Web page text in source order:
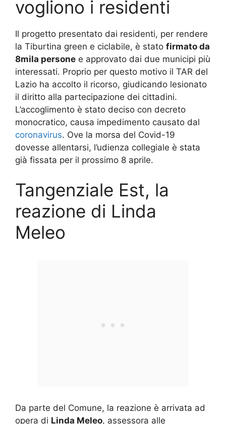
vogliono i residenti
Il progetto presentato dai residenti, per rendere
la Tiburtina green e ciclabile, è stato firmato da
8mila persone e approvato dai due municipi più
interessati. Proprio per questo motivo il TAR del
Lazio ha accolto il ricorso, giudicando lesionato
il diritto alla partecipazione dei cittadini.
L’accoglimento è stato deciso con decreto
monocratico, causa impedimento causato dal
coronavirus. Ove la morsa del Covid-19
dovesse allentarsi, l’udienza collegiale è stata
già fissata per il prossimo 8 aprile.
Tangenziale Est, la
reazione di Linda
Meleo
Da parte del Comune, la reazione è arrivata ad
opera di Linda Meleo, assessora alle